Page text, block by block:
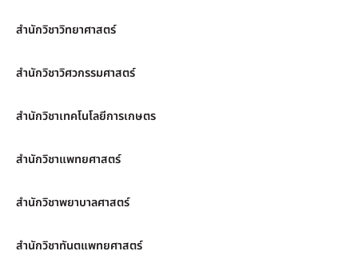
สำนักวิชาวิทยาศาสตร์
สำนักวิชาวิศวกรรมศาสตร์
สำนักวิชาเทคโนโลยีการเกษตร
สำนักวิชาแพทยศาสตร์
สำนักวิชาพยาบาลศาสตร์
สำนักวิชาทันตแพทยศาสตร์